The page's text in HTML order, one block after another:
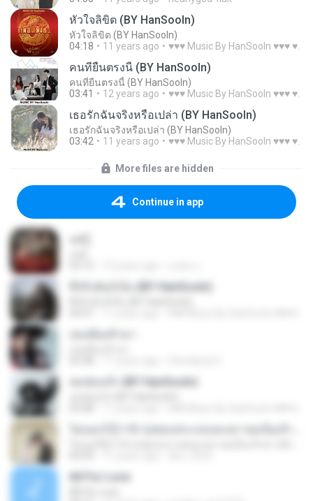
หัวใจลิขิต (BY HanSooIn)
หัวใจลิขิต (BY HanSooIn)
04:18
11 years ago ♥♥♥ Music By HanSooIn ♥♥♥ ♥.
คนที่ยืนตรงนี้ (BY HanSooIn)
คนที่ยืนตรงนี้ (BY HanSooIn)
03:41
12 years ago ♥♥♥ Music By HanSooIn ♥♥♥ ♥.
เธอรักฉันจริงหรือเปล่า (BY HanSooIn)
เธอรักฉันจริงหรือเปล่า (BY HanSooIn)
03:42
11 years ago ♥♥♥ Music By HanSooIn ♥♥♥ ♥.
More files are hidden
Continue in app
ที่จริงฉันก็เจ็บ (BY HanSooIn)
ลมซ่อนรัก (BY HanSooIn)
All For Love